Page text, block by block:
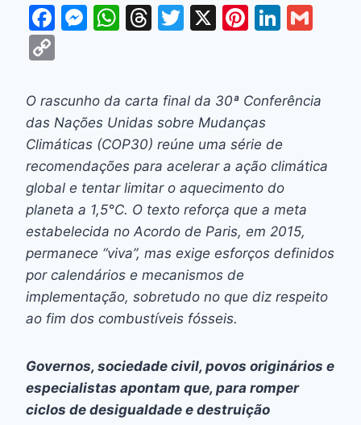
F
e
b
o
o
k
M
s
e
n
g
er
W
s
A
p
p
T
a
d
s
T
er
X
Pi
e
st
Li
e
n
l
p
y
Li
n
k
O rascunho da carta final da 30ª Conferência
das Nações Unidas sobre Mudanças
Climáticas (COP30) reúne uma série de
recomendações para acelerar a ação climática
global e tentar limitar o aquecimento do
planeta a 1,5°C. O texto reforça que a meta
estabelecida no Acordo de Paris, em 2015,
permanece “viva”, mas exige esforços definidos
por calendários e mecanismos de
implementação, sobretudo no que diz respeito
ao fim dos combustíveis fósseis.
Governos, sociedade civil, povos originários e
especialistas apontam que, para romper
ciclos de desigualdade e destruição